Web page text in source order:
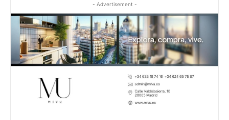
- Advertisement -